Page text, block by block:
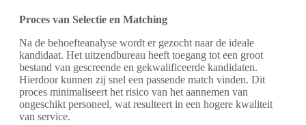
Proces van Selectie en Matching
Na de behoefteanalyse wordt er gezocht naar de ideale
kandidaat. Het uitzendbureau heeft toegang tot een groot
bestand van gescreende en gekwalificeerde kandidaten.
Hierdoor kunnen zij snel een passende match vinden. Dit
proces minimaliseert het risico van het aannemen van
ongeschikt personeel, wat resulteert in een hogere kwaliteit
van service.